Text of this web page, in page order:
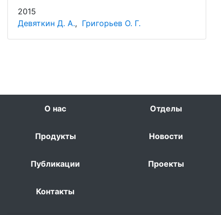
2015
Девяткин Д. А., Григорьев О. Г.
О нас Отделы
Продукты Новости
Публикации Проекты
Контакты